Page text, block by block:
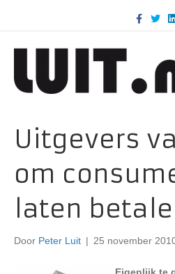
c
k
T
w
i
n
d
Uitgevers
om
laten
Door Peter Luit | 25 november